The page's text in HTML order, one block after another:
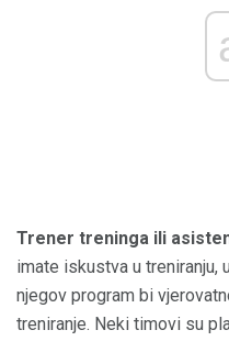
Trener treninga ili
imate iskustva u treniranju,
njegov program bi
treniranje. Neki timovi su